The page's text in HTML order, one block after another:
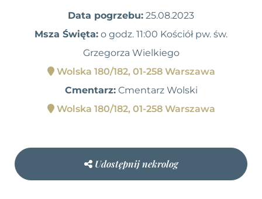
Data pogrzebu: 25.08.2023
Msza Święta: o godz. 11:00 Kościół pw. św.
Grzegorza Wielkiego
Wolska 180/182, 01-258 Warszawa
Cmentarz:Cmentarz Wolski
Wolska 180/182, 01-258 Warszawa
Udostępnij nekrolog